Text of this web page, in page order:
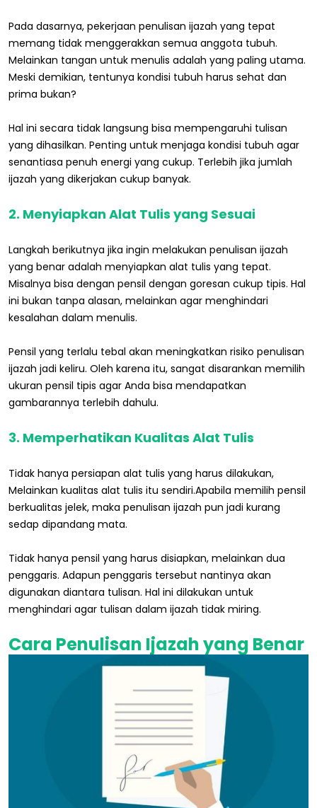
Pada dasarnya, pekerjaan penulisan ijazah yang tepat
memang tidak menggerakkan semua anggota tubuh.
Melainkan tangan untuk menulis adalah yang paling utama.
Meski demikian, tentunya kondisi tubuh harus sehat dan
prima bukan?
Hal ini secara tidak langsung bisa mempengaruhi tulisan
yang dihasilkan. Penting untuk menjaga kondisi tubuh agar
senantiasa penuh energi yang cukup. Terlebih jika jumlah
ijazah yang dikerjakan cukup banyak.
2. Menyiapkan Alat Tulis yang Sesuai
Langkah berikutnya jika ingin melakukan penulisan ijazah
yang benar adalah menyiapkan alat tulis yang tepat.
Misalnya bisa dengan pensil dengan goresan cukup tipis. Hal
ini bukan tanpa alasan, melainkan agar menghindari
kesalahan dalam menulis.
Pensil yang terlalu tebal akan meningkatkan risiko penulisan
ijazah jadi keliru. Oleh karena itu, sangat disarankan memilih
ukuran pensil tipis agar Anda bisa mendapatkan
gambarannya terlebih dahulu.
3. Memperhatikan Kualitas Alat Tulis
Tidak hanya persiapan alat tulis yang harus dilakukan,
Melainkan kualitas alat tulis itu sendiri.Apabila memilih pensil
berkualitas jelek, maka penulisan ijazah pun jadi kurang
sedap dipandang mata.
Tidak hanya pensil yang harus disiapkan, melainkan dua
penggaris. Adapun penggaris tersebut nantinya akan
digunakan diantara tulisan. Hal ini dilakukan untuk
menghindari agar tulisan dalam ijazah tidak miring.
Cara Penulisan Ijazah yang Benar